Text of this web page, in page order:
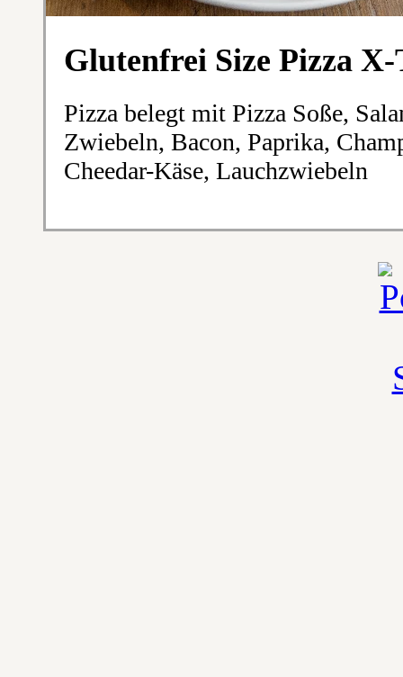
Glutenfrei Size Pizza
Pizza belegt mit Pizza Soße,
Zwiebeln, Bacon, Paprika,
Cheedar-Käse, Lauchzwiebeln